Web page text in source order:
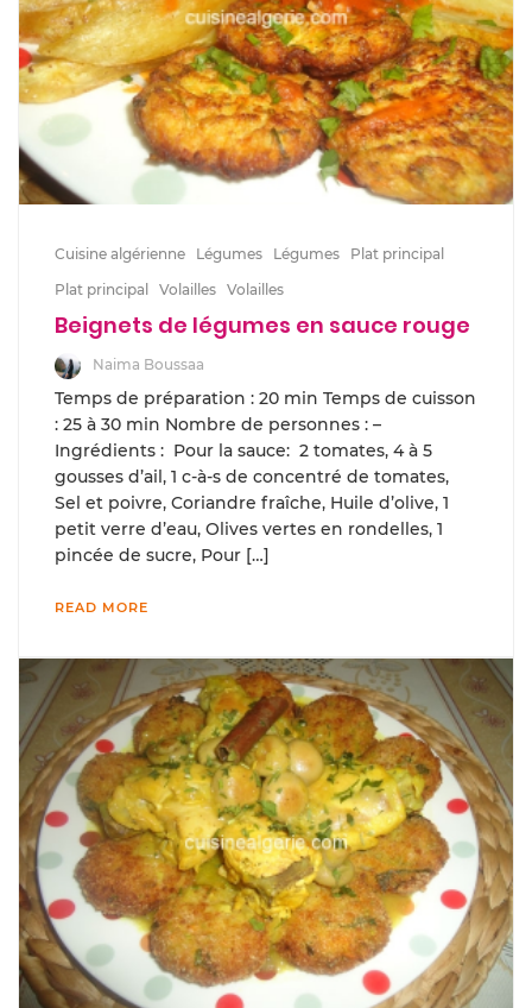
Cuisine algérienne Légumes Légumes
Plat principal
Plat principal
Volailles Volailles
Beignets de légumes en sauce rouge
Naima Boussaa
Temps de préparation : 20 min Temps de cuisson
: 25 à 30 min Nombre de personnes : –
Ingrédients : Pour la sauce: 2 tomates, 4 à 5
gousses d’ail, 1 c-à-s de concentré de tomates,
Sel et poivre, Coriandre fraîche, Huile d’olive, 1
petit verre d’eau, Olives vertes en rondelles, 1
pincée de sucre, Pour […]
READ MORE